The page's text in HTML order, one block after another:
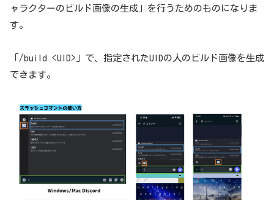
ャラクターのビルド画像の生成」を行うためのものになりま
す。
「/build <UID>」で、指定されたUIDの人のビルド画像を生成
できます。